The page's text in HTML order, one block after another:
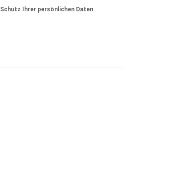
Schutz Ihrer persönlichen Daten